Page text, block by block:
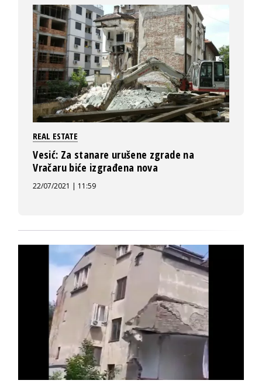
REAL ESTATE
Vesić: Za stanare urušene zgrade na
Vračaru biće izgrađena nova
22/07/2021 | 11:59